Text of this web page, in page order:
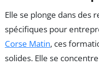
Elle se plonge dans des
spécifiques pour
Corse Matin, ces
solides. Elle se